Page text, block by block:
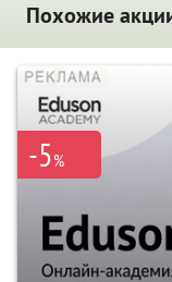
Похожие
-5%